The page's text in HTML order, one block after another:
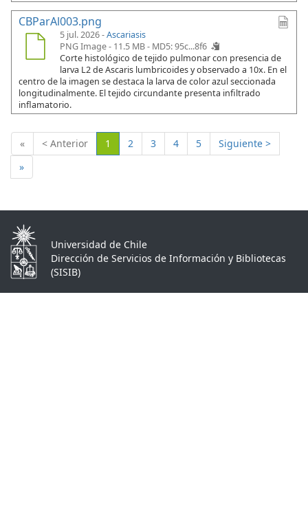
CBParAl003.png
5 jul. 2026 -Ascariasis
PNG Image - 11.5 MB - MD5: 95c...8f6
Corte histológico de tejido pulmonar con presencia de
larva L2 de Ascaris lumbricoides y observado a 10x. En el
centro de la imagen se destaca la larva de color azul seccionada
longitudinalmente. El tejido circundante presenta infiltrado
inflamatorio.
« < Anterior 1 (Actual)
2 3 4 5
Siguiente >
»
Universidad de Chile
Dirección de Servicios de Información y Bibliotecas
(SISIB)